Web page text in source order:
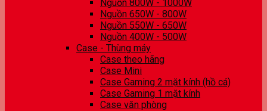
Nguồn 800W - 1000W
Nguồn 650W - 800W
Nguồn 550W - 650W
Nguồn 400W - 500W
Case - Thùng máy
Case theo hãng
Case Mini
Case Gaming 2 mặt kính (hồ cá)
Case Gaming 1 mặt kính
Case văn phòng